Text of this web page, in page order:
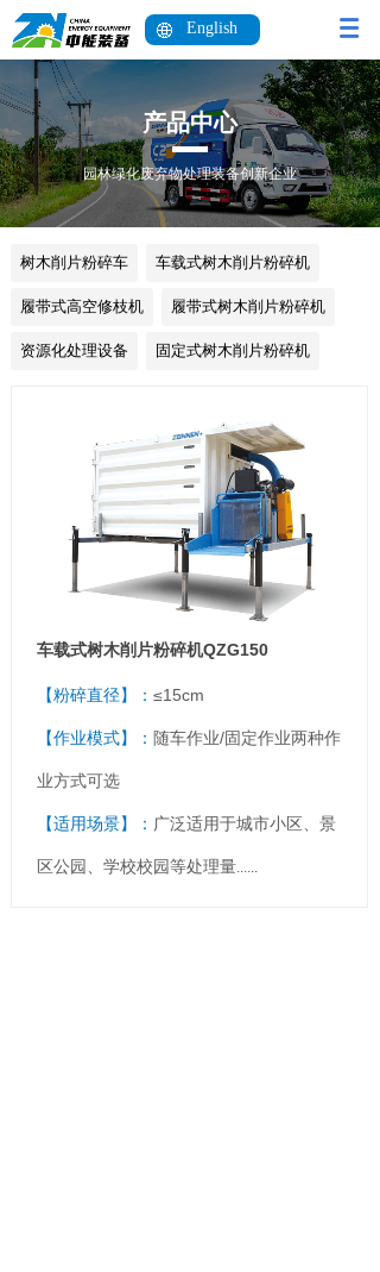
园林绿化废弃物处理装备创新企业
产品中心
树木削片粉碎车 车载式树木削片粉碎机
履带式高空修枝机 履带式树木削片粉碎机
资源化处理设备 固定式树木削片粉碎机
车载式树木削片粉碎机QZG150
【粉碎直径】： ≤15cm
【作业模式】： 随车作业/固定作业两种作
业方式可选
【适用场景】： 广泛适用于城市小区、景
区公园、学校校园等处理量
English